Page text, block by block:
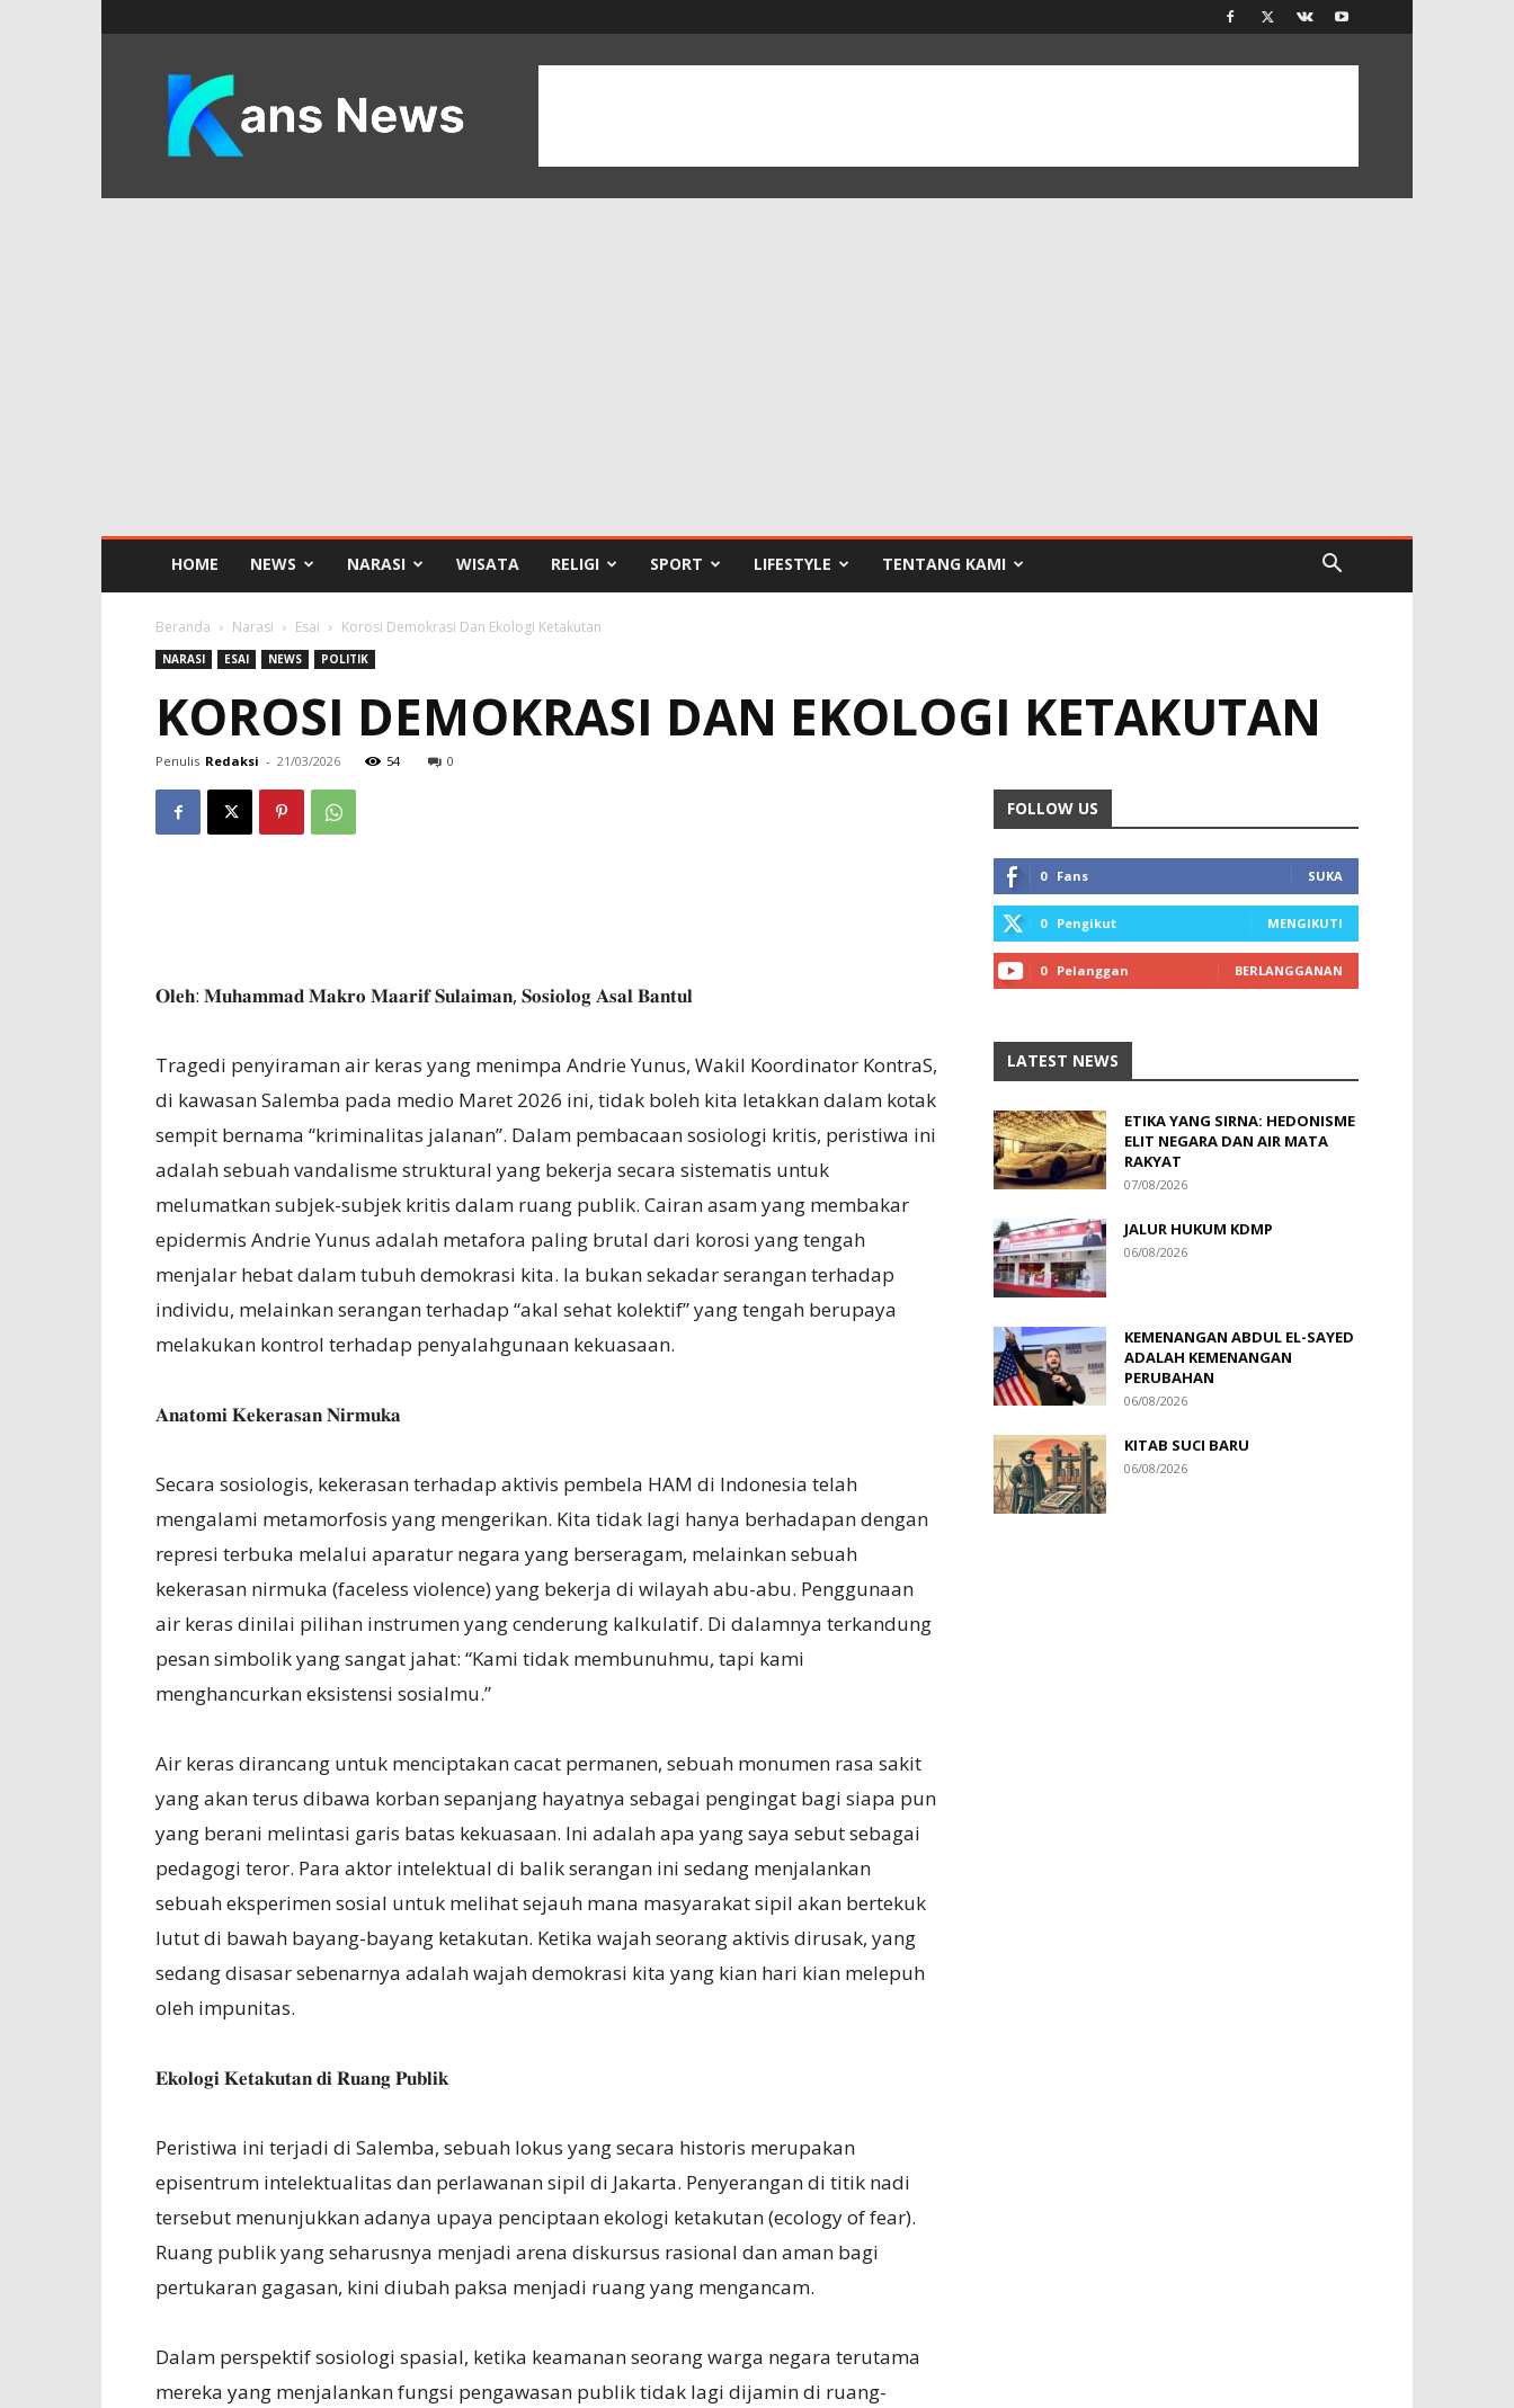
KANS
News
HOME NEWS NARASI WISATA RELIGI SPORT LIFESTYLE TENTANG KAMI
Beranda Narasi Esai Korosi Demokrasi Dan Ekologi Ketakutan
NARASI ESAI NEWS POLITIK
KOROSI DEMOKRASI DAN EKOLOGI KETAKUTAN
Penulis Redaksi - 21/03/2026 54 0
𝐎𝐥𝐞𝐡: 𝐌𝐮𝐡𝐚𝐦𝐦𝐚𝐝 𝐌𝐚𝐤𝐫𝐨 𝐌𝐚𝐚𝐫𝐢𝐟 𝐒𝐮𝐥𝐚𝐢𝐦𝐚𝐧, 𝐒𝐨𝐬𝐢𝐨𝐥𝐨𝐠 𝐀𝐬𝐚𝐥 𝐁𝐚𝐧𝐭𝐮𝐥
Tragedi penyiraman air keras yang menimpa Andrie Yunus, Wakil Koordinator KontraS,
di kawasan Salemba pada medio Maret 2026 ini, tidak boleh kita letakkan dalam kotak
sempit bernama “kriminalitas jalanan”. Dalam pembacaan sosiologi kritis, peristiwa ini
adalah sebuah vandalisme struktural yang bekerja secara sistematis untuk
melumatkan subjek-subjek kritis dalam ruang publik. Cairan asam yang membakar
epidermis Andrie Yunus adalah metafora paling brutal dari korosi yang tengah
menjalar hebat dalam tubuh demokrasi kita. Ia bukan sekadar serangan terhadap
individu, melainkan serangan terhadap “akal sehat kolektif” yang tengah berupaya
melakukan kontrol terhadap penyalahgunaan kekuasaan.
𝐀𝐧𝐚𝐭𝐨𝐦𝐢 𝐊𝐞𝐤𝐞𝐫𝐚𝐬𝐚𝐧 𝐍𝐢𝐫𝐦𝐮𝐤𝐚
Secara sosiologis, kekerasan terhadap aktivis pembela HAM di Indonesia telah
mengalami metamorfosis yang mengerikan. Kita tidak lagi hanya berhadapan dengan
represi terbuka melalui aparatur negara yang berseragam, melainkan sebuah
kekerasan nirmuka (faceless violence) yang bekerja di wilayah abu-abu. Penggunaan
air keras dinilai pilihan instrumen yang cenderung kalkulatif. Di dalamnya terkandung
pesan simbolik yang sangat jahat: “Kami tidak membunuhmu, tapi kami
menghancurkan eksistensi sosialmu.”
Air keras dirancang untuk menciptakan cacat permanen, sebuah monumen rasa sakit
yang akan terus dibawa korban sepanjang hayatnya sebagai pengingat bagi siapa pun
yang berani melintasi garis batas kekuasaan. Ini adalah apa yang saya sebut sebagai
pedagogi teror. Para aktor intelektual di balik serangan ini sedang menjalankan
sebuah eksperimen sosial untuk melihat sejauh mana masyarakat sipil akan bertekuk
lutut di bawah bayang-bayang ketakutan. Ketika wajah seorang aktivis dirusak, yang
sedang disasar sebenarnya adalah wajah demokrasi kita yang kian hari kian melepuh
oleh impunitas.
𝐄𝐤𝐨𝐥𝐨𝐠𝐢 𝐊𝐞𝐭𝐚𝐤𝐮𝐭𝐚𝐧 𝐝𝐢 𝐑𝐮𝐚𝐧𝐠 𝐏𝐮𝐛𝐥𝐢𝐤
Peristiwa ini terjadi di Salemba, sebuah lokus yang secara historis merupakan
episentrum intelektualitas dan perlawanan sipil di Jakarta. Penyerangan di titik nadi
tersebut menunjukkan adanya upaya penciptaan ekologi ketakutan (ecology of fear).
Ruang publik yang seharusnya menjadi arena diskursus rasional dan aman bagi
pertukaran gagasan, kini diubah paksa menjadi ruang yang mengancam.
Dalam perspektif sosiologi spasial, ketika keamanan seorang warga negara terutama
mereka yang menjalankan fungsi pengawasan publik tidak lagi dijamin di ruang-
FOLLOW US
0 Fans SUKA
0 Pengikut MENGIKUTI
0 Pelanggan BERLANGGANAN
LATEST NEWS
ETIKA YANG SIRNA: HEDONISME
ELIT NEGARA DAN AIR MATA
RAKYAT
07/08/2026
JALUR HUKUM KDMP
06/08/2026
KEMENANGAN ABDUL EL-SAYED
ADALAH KEMENANGAN
PERUBAHAN
06/08/2026
KITAB SUCI BARU
06/08/2026